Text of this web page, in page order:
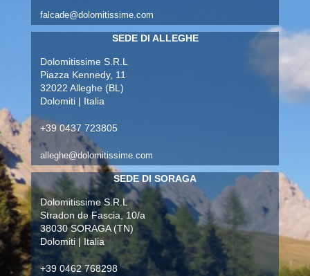
falcade@dolomitissime.com
SEDE DI ALLEGHE
Dolomitissime S.R.L
Piazza Kennedy, 11
32022 Alleghe (BL)
Dolomiti | Italia
+39 0437 723805
alleghe@dolomitissime.com
SEDE DI SORAGA
Dolomitissime S.R.L
Stradon de Fascia, 10/a
38030 SORAGA (TN)
Dolomiti | Italia
+39 0462 768298